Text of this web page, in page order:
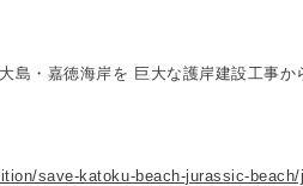
島・嘉徳海岸を 巨大な護岸建設工事か
save-katoku-beach-jurassic-beach/